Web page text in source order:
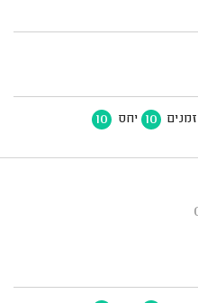
זמנים 10 יחס 10